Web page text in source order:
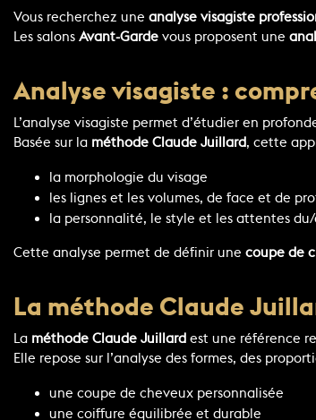
Vous recherchez une analyse visagiste
Les salons Avant-Garde vous proposent une
Analyse visagiste :
L’analyse visagiste permet d’étudier en
Basée sur la méthode Claude Juillard , cette
la morphologie du visage
les lignes et les volumes, de face et de
la personnalité, le style et les attentes
Cette analyse permet de définir une coupe de
La méthode Claude
La méthode Claude Juillard est une référence
Elle repose sur l’analyse des formes, des
une coupe de cheveux personnalisée
une coiffure équilibrée et durable